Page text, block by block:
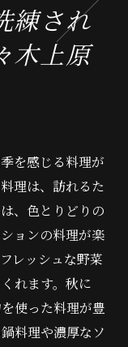
練され
木上原
を感じる料理が
理は、訪れるた
、色とりどりの
ョンの料理が楽
レッシュな野菜
れます。秋に
使った料理が豊
料理や濃厚なソ